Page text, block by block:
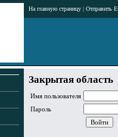
На главную страницу | Отправить
Закрытая область
Имя пользователя
Пароль